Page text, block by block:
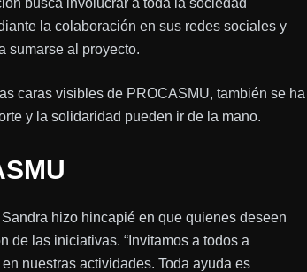
busca involucrar a toda la sociedad
la colaboración en sus redes sociales y
sumarse al proyecto.
caras visibles de PROCASMU, también se ha
y la solidaridad pueden ir de la mano.
hizo hincapié en que quienes deseen
de las iniciativas. “Invitamos a todos a
nuestras actividades. Toda ayuda es